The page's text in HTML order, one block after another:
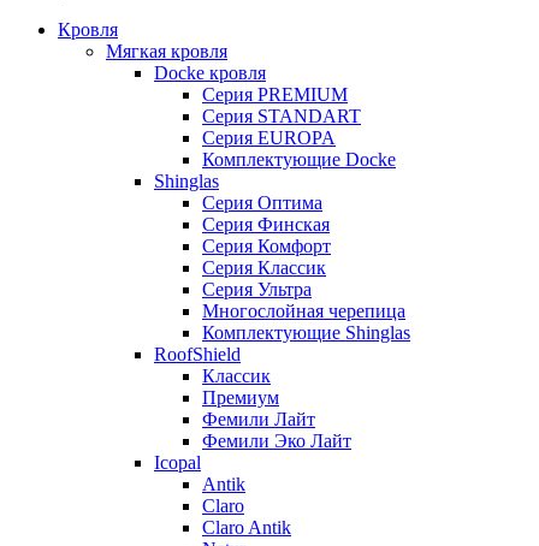
Кровля
Мягкая кровля
Docke кровля
Серия PREMIUM
Серия STANDART
Серия EUROPA
Комплектующие Docke
Shinglas
Серия Оптима
Серия Финская
Серия Комфорт
Серия Классик
Серия Ультра
Многослойная черепица
Комплектующие Shinglas
RoofShield
Классик
Премиум
Фемили Лайт
Фемили Эко Лайт
Icopal
Antik
Claro
Claro Antik